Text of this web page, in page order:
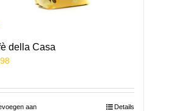
della Casa
aan
Details